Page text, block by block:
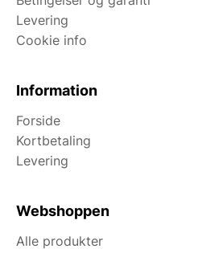
Levering
Cookie info
Information
Forside
Kortbetaling
Levering
Webshoppen
Alle produkter